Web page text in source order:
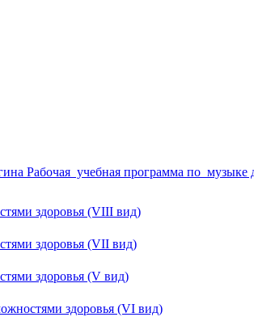
Рабочая учебная программа по музыке
здоровья (VIII вид)
здоровья (VII вид)
здоровья (V вид)
здоровья (VI вид)